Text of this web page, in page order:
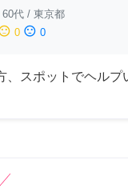
60代 / 東京都
0 sentiment_dissatisfied 0
、スポットでヘルプ